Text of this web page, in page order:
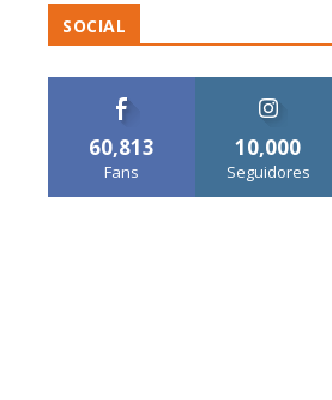
SOCIAL
60,813
Fans
10,000
Seguidores